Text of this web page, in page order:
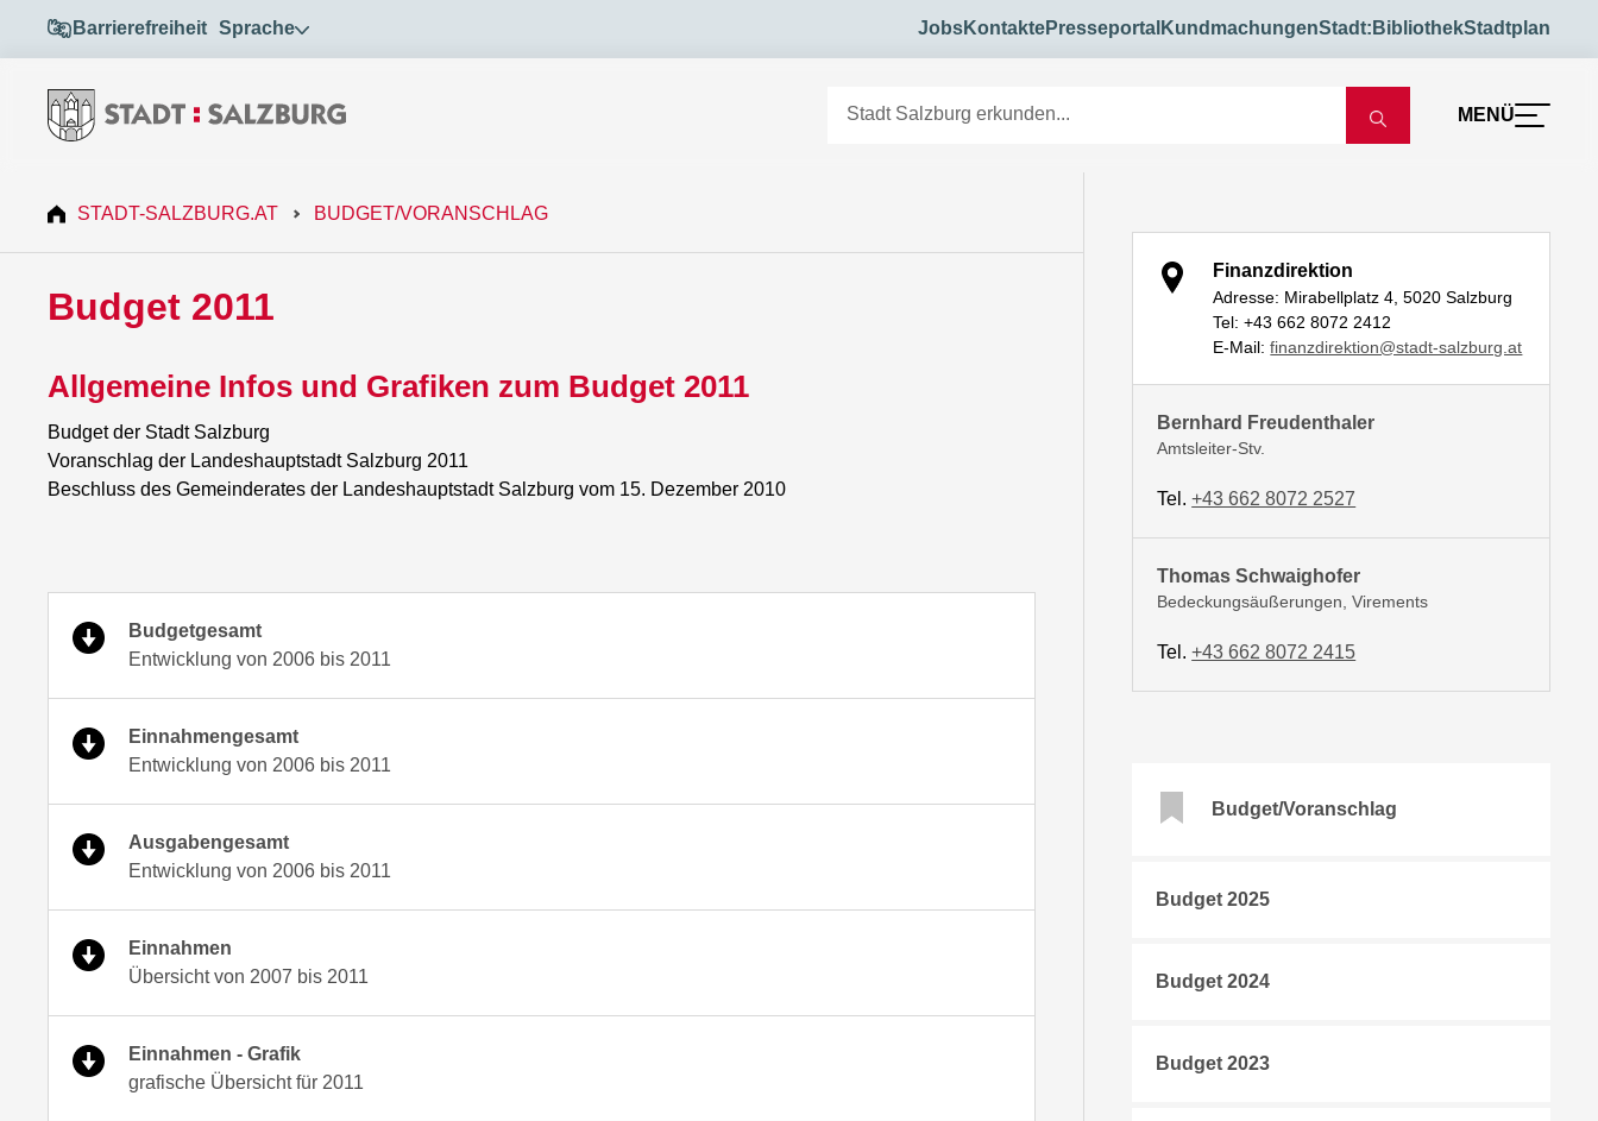
Barrierefreiheit Sprache JobsKontaktePresseportal KundmachungenStadt:BibliothekStadtplan
MENÜ
STADT-SALZBURG.AT BUDGET/VORANSCHLAG
Budget 2011
Allgemeine Infos und Grafiken zum Budget 2011
Budget der Stadt Salzburg
Voranschlag der Landeshauptstadt Salzburg 2011
Beschluss des Gemeinderates der Landeshauptstadt Salzburg vom 15. Dezember 2010
Budgetgesamt
Entwicklung von 2006 bis 2011
Einnahmengesamt
Entwicklung von 2006 bis 2011
Ausgabengesamt
Entwicklung von 2006 bis 2011
Einnahmen
Übersicht von 2007 bis 2011
Einnahmen - Grafik
grafische Übersicht für 2011
Finanzdirektion
Adresse: Mirabellplatz 4, 5020 Salzburg
Tel: +43 662 8072 2412
E-Mail:finanzdirektion@stadt-salzburg.at
Bernhard Freudenthaler
Amtsleiter-Stv.
Tel.+43 662 8072 2527
Thomas Schwaighofer
Bedeckungsäußerungen, Virements
Tel.+43 662 8072 2415
Budget/Voranschlag
Budget 2025
Budget 2024
Budget 2023